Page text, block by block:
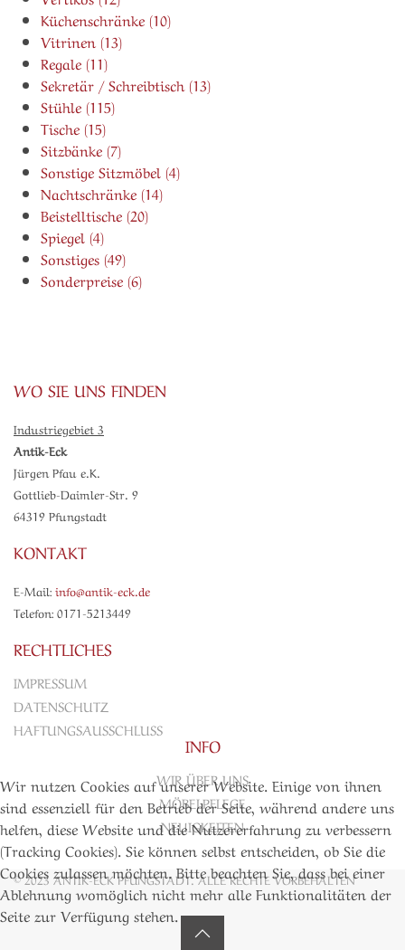
Küchenschränke (10)
Vitrinen (13)
Regale (11)
Sekretär / Schreibtisch (13)
Stühle (115)
Tische (15)
Sitzbänke (7)
Sonstige Sitzmöbel (4)
Nachtschränke (14)
Beistelltische (20)
Spiegel (4)
Sonstiges (49)
Sonderpreise (6)
WO SIE UNS FINDEN
Industriegebiet 3
Antik-Eck
Jürgen Pfau e.K.
Gottlieb-Daimler-Str. 9
64319 Pfungstadt
KONTAKT
E-Mail: info@antik-eck.de
Telefon: 0171-5213449
RECHTLICHES
IMPRESSUM
DATENSCHUTZ
HAFTUNGSAUSSCHLUSS
INFO
WIR ÜBER UNS
MÖBELPFLEGE
NEUIGKEITEN
©2023 ANTIK-ECK PFUNGSTADT. ALLE RECHTE VORBEHALTEN
Wir nutzen Cookies auf unserer Website. Einige von ihnen
sind essenziell für den Betrieb der Seite, während andere uns
helfen, diese Website und die Nutzererfahrung zu verbessern
(Tracking Cookies). Sie können selbst entscheiden, ob Sie die
Cookies zulassen möchten. Bitte beachten Sie, dass bei einer
Ablehnung womöglich nicht mehr alle Funktionalitäten der
Seite zur Verfügung stehen.